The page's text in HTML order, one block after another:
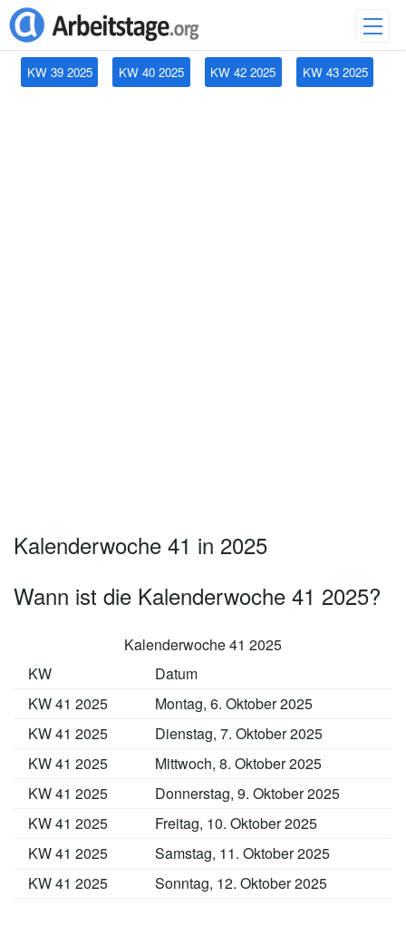
KW 39 2025 KW 40 2025 KW 42 2025 KW 43 2025
Kalenderwoche 41 in 2025
Wann ist die Kalenderwoche 41 2025?
Kalenderwoche 41 2025
KW
Datum
KW 41 2025
Montag, 6. Oktober 2025
KW 41 2025
Dienstag, 7. Oktober 2025
KW 41 2025
Mittwoch, 8. Oktober 2025
KW 41 2025
Donnerstag, 9. Oktober 2025
KW 41 2025
Freitag, 10. Oktober 2025
KW 41 2025
Samstag, 11. Oktober 2025
KW 41 2025
Sonntag, 12. Oktober 2025